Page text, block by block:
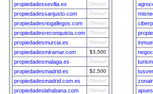
propiedadessevilla.es Ofertar!
propiedadessanjusto.com Ofertar!
propiedadesriogallegos.com Ofertar!
propiedadesreconquista.com Ofertar!
propiedadesmurcia.es Ofertar!
propiedadesmiramar.com $3,500
propiedadesmalaga.es Ofertar!
propiedadesmadrid.es $2,500
propiedadesmadrid.com.es Ofertar!
propiedadeslahabana.com Ofertar!